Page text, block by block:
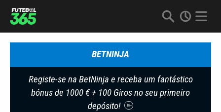
BETNINJA
Registe-se na BetNinja e receba um fantástico
bónus de 1000 € + 100 Giros no seu primeiro
depósito!
18+